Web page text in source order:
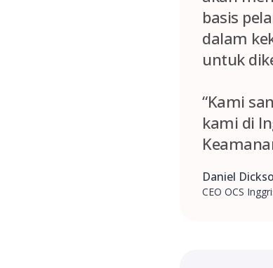
basis
dalam
untuk
“Kami
kami di
Daniel
CEO OCS